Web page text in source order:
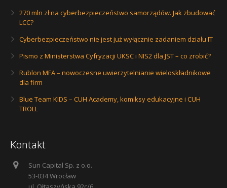
270 mln zł na cyberbezpieczeństwo samorządów. Jak zbudować
LCC?
Cyberbezpieczeństwo nie jest już wyłącznie zadaniem działu IT
Pismo z Ministerstwa Cyfryzacji UKSC i NIS2 dla JST – co zrobić?
Rublon MFA – nowoczesne uwierzytelnianie wieloskładnikowe
dla firm
Blue Team KIDS – CUH Academy, komiksy edukacyjne i CUH
TROLL
Kontakt
Sun Capital Sp. z o.o.
53-034 Wrocław